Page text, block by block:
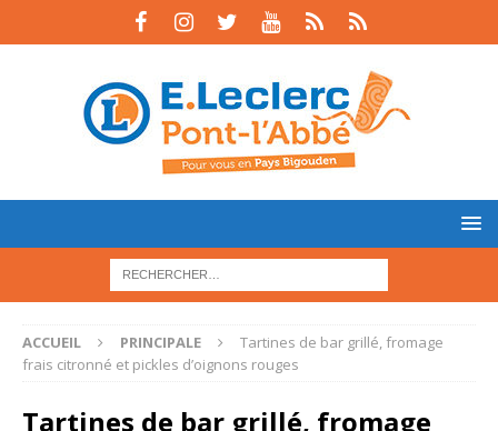
ACCUEIL PRINCIPALE
Tartines de bar grillé, fromage
frais citronné et pickles d’oignons rouges
Tartines de bar grillé, fromage